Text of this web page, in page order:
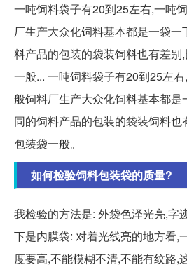
一吨饲料袋子有20到25左右,一吨
厂生产大众化饲料基本都是一袋
料产品的包装的袋装饲料也有差别
一般... 一吨饲料袋子有20到25左
般饲料厂生产大众化饲料基本都是
同的饲料产品的包装的袋装饲料
包装袋一般。
如何检验饲料包装袋的质量?
我检验的方法是: 外袋色泽光亮,字
下是内膜袋: 对着光线亮的地方看,
度要高,不能模糊不清,不能有纹路,